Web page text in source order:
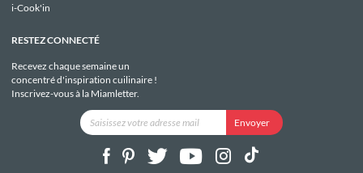
i-Cook'in
RESTEZ CONNECTÉ
Recevez chaque semaine un
concentré d'inspiration cuilinaire !
Inscrivez-vous à la Miamletter.